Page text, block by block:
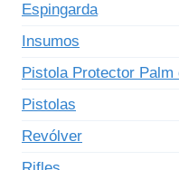
Espingarda
Insumos
Pistola Protector Palm
Pistolas
Revólver